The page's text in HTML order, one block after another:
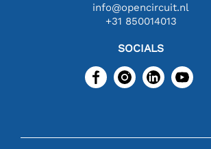
info@opencircuit.nl
+31 850014013
SOCIALS